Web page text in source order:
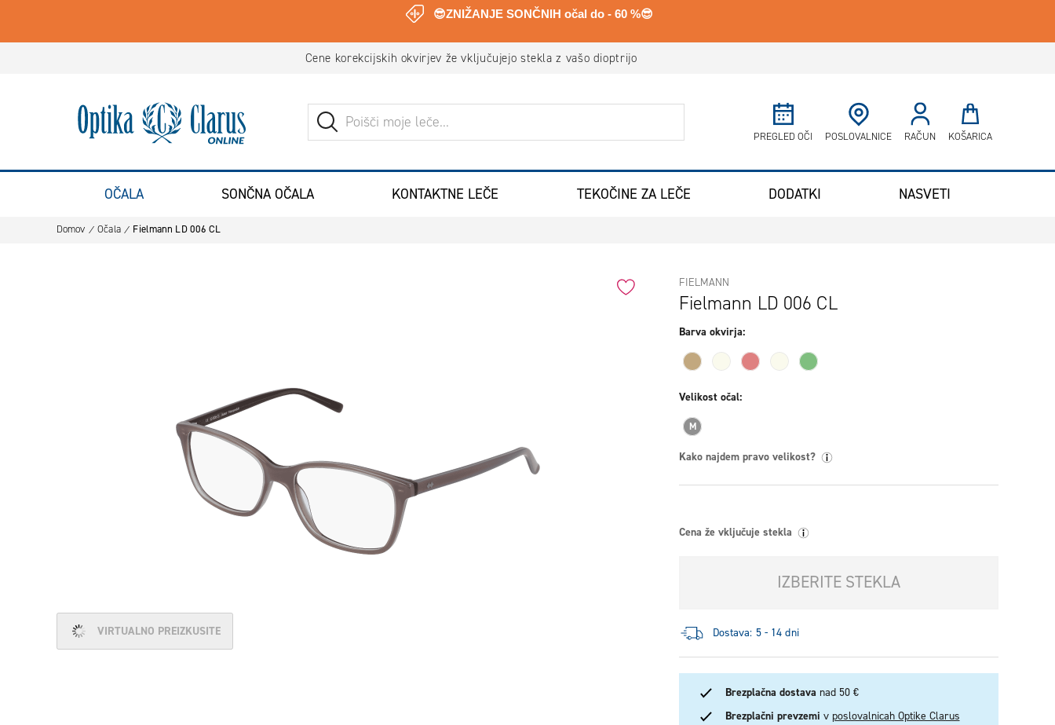
😎ZNIŽANJE SONČNIH očal do - 60 %😎
Virtualno pomerjanje očal
Pojdite na domačo stran
Iskanje
ISKANJE PREGLED OČI POSLOVALNICE RAČUN KOŠARICA
OČALA SONČNA OČALA KONTAKTNE LEČE TEKOČINE ZA LEČE DODATKI NASVETI
Domov Očala Fielmann LD 006 CL
FIELMANN
Fielmann LD 006 CL
VIRTUALNO PREIZKUSITE
Barva okvirja
Velikost očal
M
Kako najdem pravo velikost?
Cena že vključuje stekla
IZBERITE STEKLA
Dostava: 5 - 14 dni
Brezplačna dostava nad 50 €
Brezplačni prevzemi v poslovalnicah Optike Clarus